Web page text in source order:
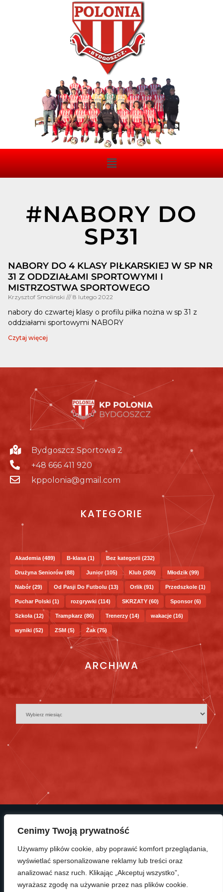
Cenimy Twoją prywatność
Używamy plików cookie, aby poprawić komfort przeglądania,
wyświetlać spersonalizowane reklamy lub treści oraz
analizować nasz ruch. Klikając „Akceptuj wszystko”,
wyrażasz zgodę na używanie przez nas plików cookie.
#NABORY DO
SP31
NABORY DO 4 KLASY PIŁKARSKIEJ W SP NR
31 Z ODDZIAŁAMI SPORTOWYMI I
MISTRZOSTWA SPORTOWEGO
Krzysztof Smolinski 8 lutego 2022
nabory do czwartej klasy o profilu piłka nożna w sp 31 z
oddziałami sportowymi NABORY
Czytaj więcej
Bydgoszcz Sportowa 2
+48 666 411 920
kppolonia@gmail.com
KATEGORIE
Akademia (489) B-klasa (1) Bez kategorii (232)
Drużyna Seniorów (88) Junior (105) Klub (260) Młodzik (99)
Nabór (29) Od Pasji Do Futbolu (13) Orlik (91) Przedszkole (1)
Puchar Polski (1) rozgrywki (114) SKRZATY (60) Sponsor (6)
Szkoła (12) Trampkarz (86) Trenerzy (14) wakacje (16)
wyniki (52) ZSM (5) Żak (75)
ARCHIWA
© Copyright 2025 KP Polonia Bydgoszcz